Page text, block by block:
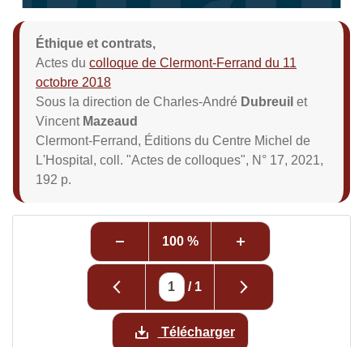
Éthique et contrats,
Actes du colloque de Clermont-Ferrand du 11
octobre 2018
Sous la direction de Charles-André Dubreuil et
Vincent Mazeaud
Clermont-Ferrand, Éditions du Centre Michel de
L'Hospital, coll. "Actes de colloques", N° 17, 2021,
192 p.
100 %
/ 1
Télécharger